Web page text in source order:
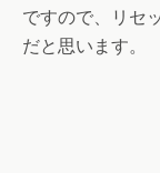
ですので、リセ
だと思います。